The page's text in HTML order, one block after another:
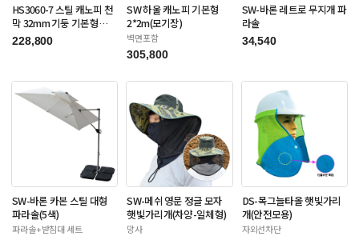
HS3060-7 스틸 캐노피 천
막 32mm 기둥 기본형
3X3m(주문제작품)
228,800
SW 하울 캐노피 기본형
2*2m(모기장)
벽면포함
305,800
SW-바론 레트로 무지개 파
라솔
34,540
SW-바론 카본 스틸 대형
파라솔(5색)
파라솔+받침대 세트
SW-메쉬 영문 정글 모자
햇빛가리개(차양-일체형)
망사
DS-목그늘타올 햇빛가리
개(안전모용)
자외선차단